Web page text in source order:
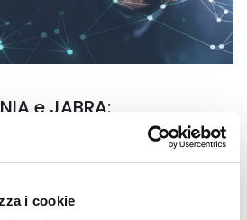
i cookie
e JABRA:
DEL CUSTOMER CARE